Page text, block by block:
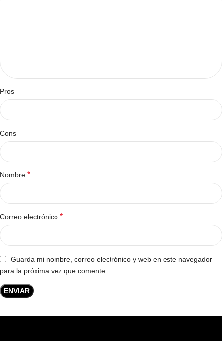
Pros
Cons
Nombre *
Correo electrónico *
Guarda mi nombre, correo electrónico y web en este navegador
para la próxima vez que comente.